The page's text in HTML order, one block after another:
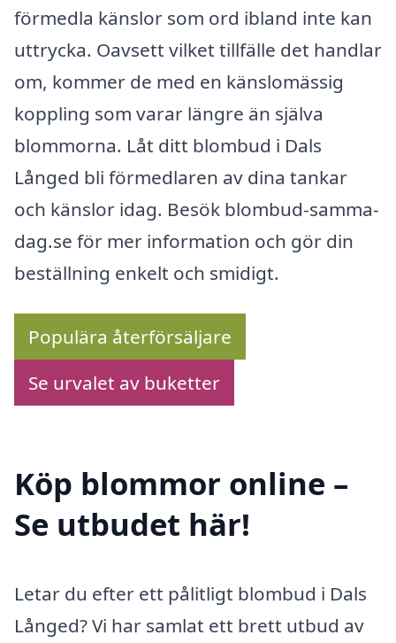
förmedla känslor som ord ibland inte kan
uttrycka. Oavsett vilket tillfälle det handlar
om, kommer de med en känslomässig
koppling som varar längre än själva
blommorna. Låt ditt blombud i Dals
Långed bli förmedlaren av dina tankar
och känslor idag. Besök blombud-samma-
dag.se för mer information och gör din
beställning enkelt och smidigt.
Populära återförsäljare
Se urvalet av buketter
Köp blommor online –
Se utbudet här!
Letar du efter ett pålitligt blombud i Dals
Långed? Vi har samlat ett brett utbud av